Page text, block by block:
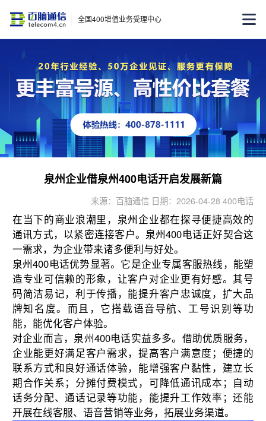
全国400增值业务受理中心
泉州企业借泉州400电话开启发展新篇
来源：百脑通信 日期：2026-04-28 400电话
在当下的商业浪潮里，泉州企业都在探寻便捷高效的
通讯方式，以紧密连接客户。泉州400电话正好契合这
一需求，为企业带来诸多便利与好处。
泉州400电话优势显著。它是企业专属客服热线，能塑
造专业可信赖的形象，让客户对企业更有好感。其号
码简洁易记，利于传播，能提升客户忠诚度，扩大品
牌知名度。而且，它搭载语音导航、工号识别等功
能，能优化客户体验。
对企业而言，泉州400电话实益多多。借助优质服务，
企业能更好满足客户需求，提高客户满意度；便捷的
联系方式和良好通话体验，能增强客户黏性，建立长
期合作关系；分摊付费模式，可降低通讯成本；自动
话务分配、通话记录等功能，能提升工作效率；还能
开展在线客服、语音营销等业务，拓展业务渠道。